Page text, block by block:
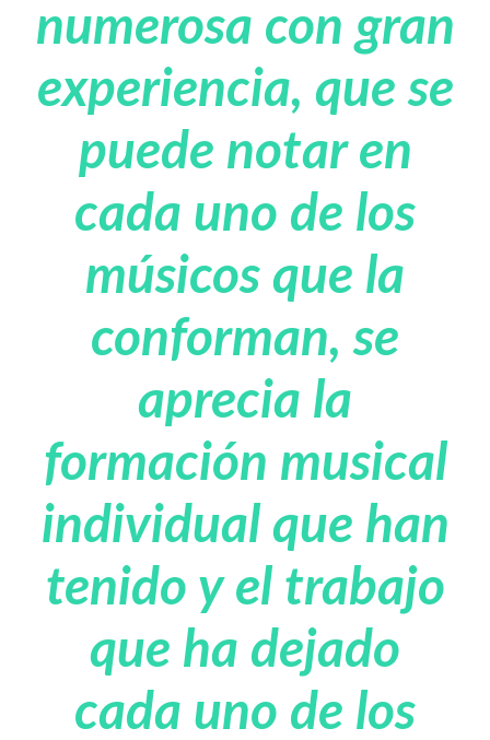
numerosa con gran
experiencia, que se
puede notar en
cada uno de los
músicos que la
conforman, se
aprecia la
formación musical
individual que han
tenido y el trabajo
que ha dejado
cada uno de los